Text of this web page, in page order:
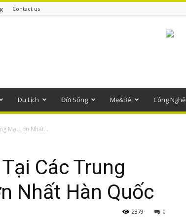
Contact us
Du Lịch Đời Sống Mẹ&Bé Công Nghệ
Mại Lớn Nhất...
Các Trung
Nhất Hàn Quốc
0
2379